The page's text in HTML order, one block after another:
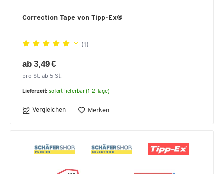
Correction Tape von Tipp-Ex®
(1)
ab 3,49 €
pro St. ab 5 St.
Lieferzeit: sofort lieferbar (1-2 Tage)
Vergleichen Merken